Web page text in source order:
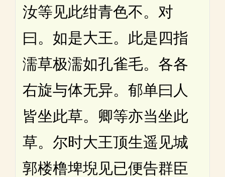
汝等见此绀青色不。对
曰。如是大王。此是四指
濡草极濡如孔雀毛。各各
右旋与体无异。郁单曰人
皆坐此草。卿等亦当坐此
草。尔时大王顶生遥见城
郭楼橹埤堄见已便告群臣